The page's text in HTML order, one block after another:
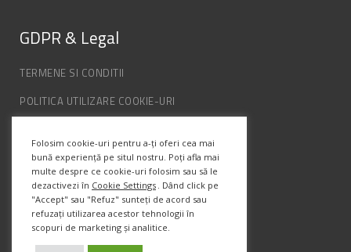
GDPR & Legal
TERMENE SI CONDITII
POLITICA UTILIZARE COOKIE-URI
ANPC
Info Contact
Str. Semenic, Nr.1, Ap.5, Timisoara.
Folosim cookie-uri pentru a-ți oferi cea mai
bună experiență pe situl nostru. Poți afla mai
multe despre ce cookie-uri folosim sau să le
dezactivezi în Cookie Settings . Dând click pe
"Accept" sau "Refuz" sunteți de acord sau
refuzați utilizarea acestor tehnologii în
scopuri de marketing și analitice.